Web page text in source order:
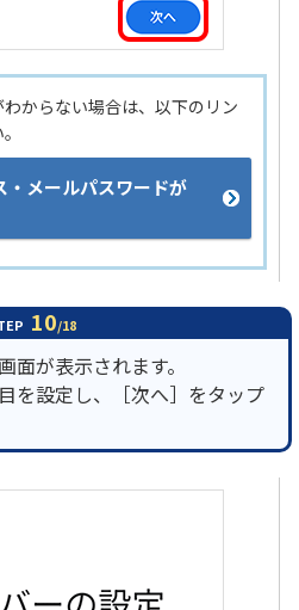
からない場合は、以下のリン
・メールパスワードが
10/18
面が表示されます。
を設定し、［次へ］をタップ